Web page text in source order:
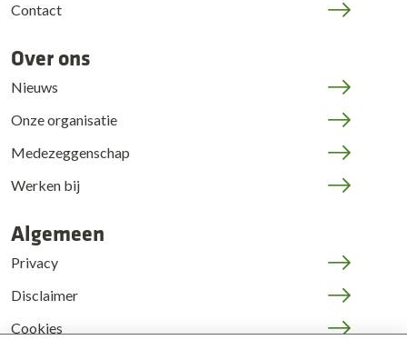
Contact
Over ons
Nieuws
Onze organisatie
Medezeggenschap
Werken bij
Algemeen
Privacy
Disclaimer
Cookies